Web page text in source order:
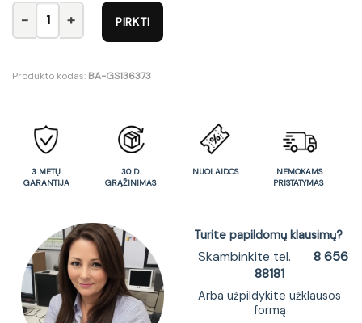
produkto kiekis: Komplektas Roco 14
PIRKTI
Produkto kodas: BA-GS136373
3 METŲ
GARANTIJA
30 D.
GRĄŽINIMAS
NUOLAIDOS
NEMOKAMS
PRISTATYMAS
Turite papildomų klausimų?
Skambinkite tel.
8 656
88181
Arba užpildykite užklausos
formą